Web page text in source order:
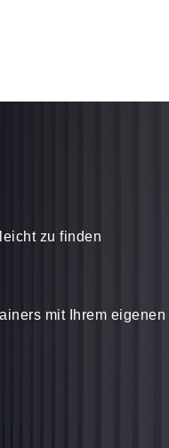
zu finden
mit Ihrem